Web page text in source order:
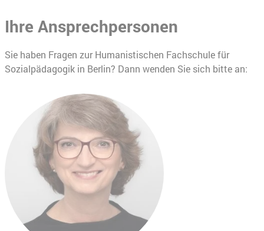
Ihre Ansprechpersonen
Sie haben Fragen zur Humanistischen Fachschule für
Sozialpädagogik in Berlin? Dann wenden Sie sich bitte an: